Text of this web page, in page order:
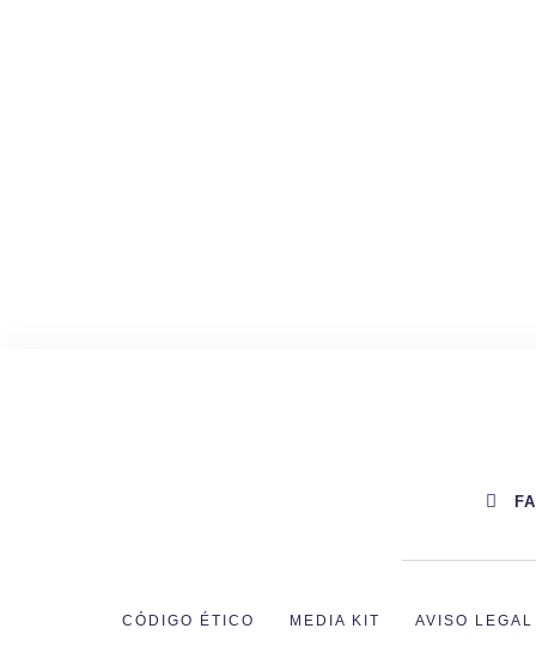
CÓDIGO ÉTICO MEDIA KIT AVISO LEGAL